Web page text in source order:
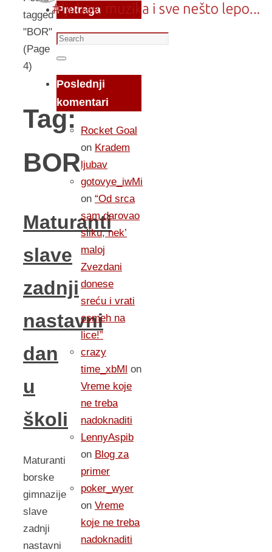
tagged
"BOR"
(Page
4)
Tag:
BOR
Maturanti
slave
zadnji
nastavni
dan
u
školi
Maturanti
borske
gimnazije
slave
zadnji
nastavni
Pretraga
Search
for:
Search
Poslednji
komentari
Rocket Goal
on Kradem
ljubav
gotovye_iwMi
on “Od srca
sam darovao
sliku, nek’
maloj
Zvezdani
donese
sreću i vrati
osmeh na
lice!”
crazy
time_xbMl on
Vreme koje
ne treba
nadoknaditi
LennyAspib
on Blog za
primer
poker_wyer
on Vreme
koje ne treba
nadoknaditi